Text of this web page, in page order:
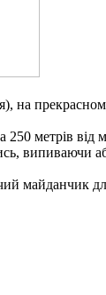
метрів
випиваючи
майданчик